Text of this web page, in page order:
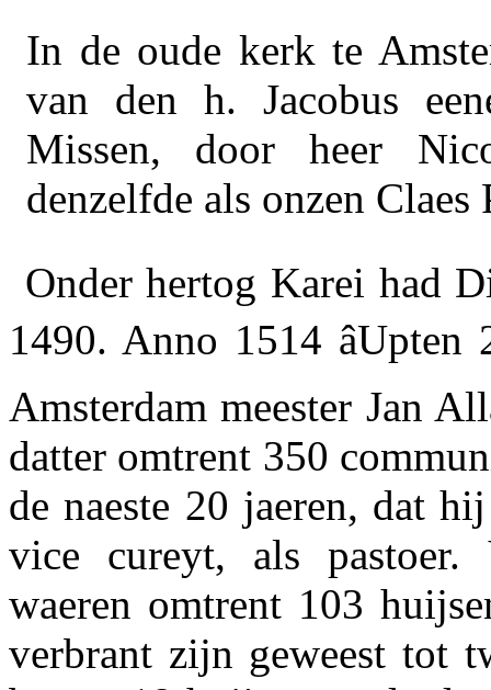
In de oude kerk te
van den h. Jacobus
Missen, door heer
denzelfde als onzen Claes
Onder hertog Karei had
1490. Anno 1514 âUpten
Amsterdam meester Jan
datter omtrent 350
de naeste 20 jaeren, dat
vice cureyt, als pastoer.
waeren omtrent 103
verbrant zijn geweest tot